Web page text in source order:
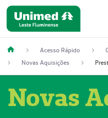
Acesso Rápido
Novas Aquisições
Novas